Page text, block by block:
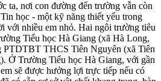
ta, nơi con đường đến trường vẫn còn
học - một kỹ năng thiết yếu trong
với nhiều em nhỏ. Hai ngôi trường tiêu
Tiểu học Hà Giang (xã Hà Long,
PTDTBT THCS Tiên Nguyên (xã Tiên
Ở Trường Tiểu học Hà Giang, với gần
sẽ được hưởng lợi trực tiếp nếu có